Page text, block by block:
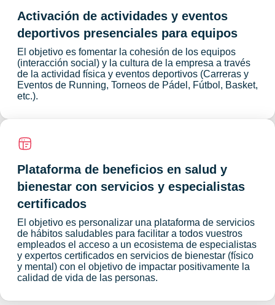
Activación de actividades y eventos
deportivos presenciales para equipos
El objetivo es fomentar la cohesión de los equipos
(interacción social) y la cultura de la empresa a través
de la actividad física y eventos deportivos (Carreras y
Eventos de Running, Torneos de Pádel, Fútbol, Basket,
etc.).
Plataforma de beneficios en salud y
bienestar con servicios y especialistas
certificados
El objetivo es personalizar una plataforma de servicios
de hábitos saludables para facilitar a todos vuestros
empleados el acceso a un ecosistema de especialistas
y expertos certificados en servicios de bienestar (físico
y mental) con el objetivo de impactar positivamente la
calidad de vida de las personas.